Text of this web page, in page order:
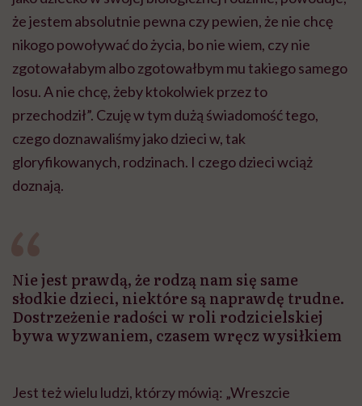
że jestem absolutnie pewna czy pewien, że nie chcę
nikogo powoływać do życia, bo nie wiem, czy nie
zgotowałabym albo zgotowałbym mu takiego samego
losu. A nie chcę, żeby ktokolwiek przez to
przechodził”. Czuję w tym dużą świadomość tego,
czego doznawaliśmy jako dzieci w, tak
gloryfikowanych, rodzinach. I czego dzieci wciąż
doznają.
Nie jest prawdą, że rodzą nam się same
słodkie dzieci, niektóre są naprawdę trudne.
Dostrzeżenie radości w roli rodzicielskiej
bywa wyzwaniem, czasem wręcz wysiłkiem
Jest też wielu ludzi, którzy mówią: „Wreszcie